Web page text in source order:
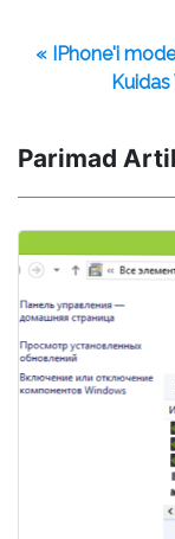
« IPhone'i
Parimad